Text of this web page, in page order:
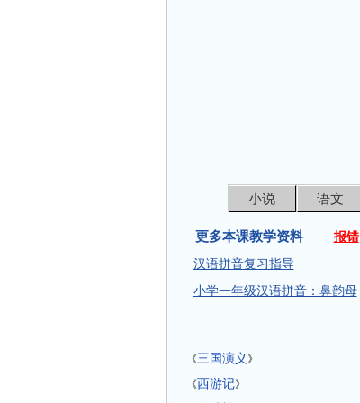
小说 语文
更多本课教学资料 报错
汉语拼音复习指导
小学一年级汉语拼音：鼻韵母
《三国演义 》
《西游记》